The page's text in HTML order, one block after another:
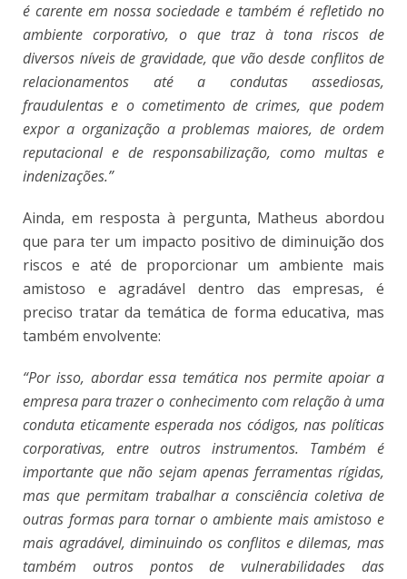
é carente em nossa sociedade e também é refletido no
ambiente corporativo, o que traz à tona riscos de
diversos níveis de gravidade, que vão desde conflitos de
relacionamentos até a condutas assediosas,
fraudulentas e o cometimento de crimes, que podem
expor a organização a problemas maiores, de ordem
reputacional e de responsabilização, como multas e
indenizações.”
Ainda, em resposta à pergunta, Matheus abordou
que para ter um impacto positivo de diminuição dos
riscos e até de proporcionar um ambiente mais
amistoso e agradável dentro das empresas, é
preciso tratar da temática de forma educativa, mas
também envolvente:
“Por isso, abordar essa temática nos permite apoiar a
empresa para trazer o conhecimento com relação à uma
conduta eticamente esperada nos códigos, nas políticas
corporativas, entre outros instrumentos. Também é
importante que não sejam apenas ferramentas rígidas,
mas que permitam trabalhar a consciência coletiva de
outras formas para tornar o ambiente mais amistoso e
mais agradável, diminuindo os conflitos e dilemas, mas
também outros pontos de vulnerabilidades das